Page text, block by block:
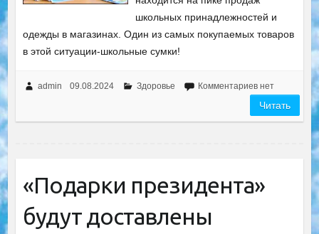
школьных принадлежностей и
одежды в магазинах. Один из самых покупаемых товаров
в этой ситуации-школьные сумки!
admin 09.08.2024 Здоровье Комментариев нет
Читать
«Подарки президента»
будут доставлены